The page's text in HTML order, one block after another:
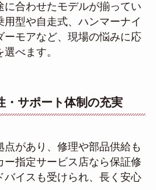
に合わせたモデルが揃ってい
用型や自走式、ハンマーナイ
ーモアなど、現場の悩みに応
べます。
・サポート体制の充実
点があり、修理や部品供給も
ー指定サービス店なら保証修
バイスも受けられ、長く安心